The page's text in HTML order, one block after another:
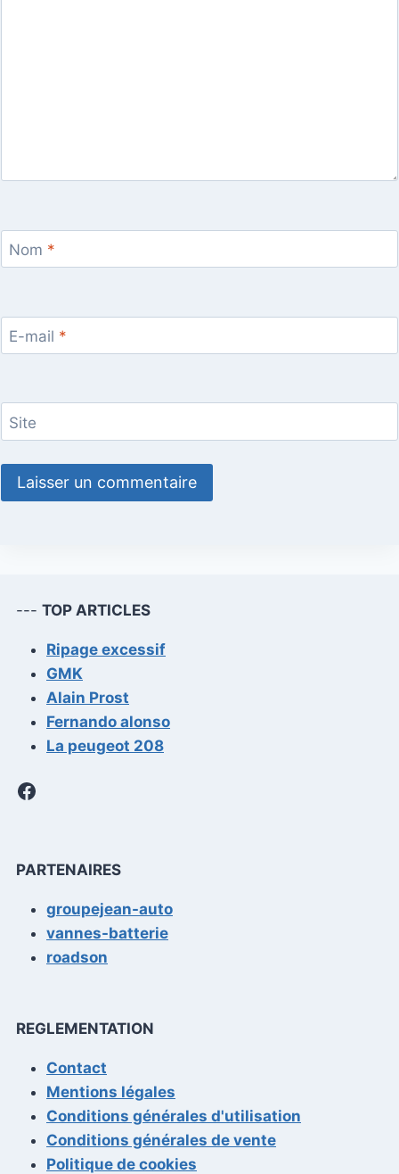
Nom *
E-mail *
Site
--- TOP ARTICLES
Ripage excessif
GMK
Alain Prost
Fernando alonso
La peugeot 208
Facebook
PARTENAIRES
groupejean-auto
vannes-batterie
roadson
REGLEMENTATION
Contact
Mentions légales
Conditions générales d'utilisation
Conditions générales de vente
Politique de cookies